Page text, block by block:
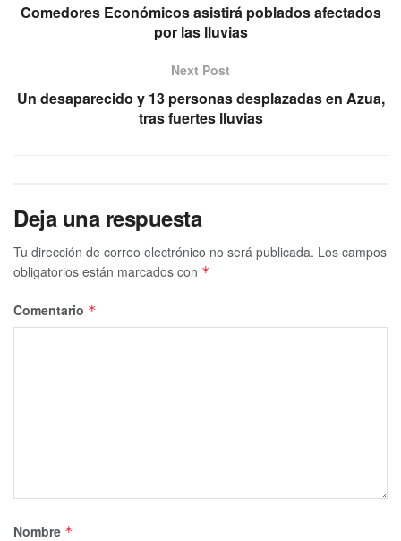
Comedores Económicos asistirá poblados afectados
por las lluvias
Next Post
Un desaparecido y 13 personas desplazadas en Azua,
tras fuertes lluvias
Deja una respuesta
Tu dirección de correo electrónico no será publicada. Los campos
obligatorios están marcados con *
Comentario *
Nombre *